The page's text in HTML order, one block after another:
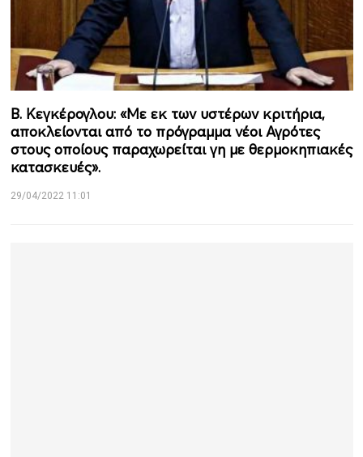
Β. Κεγκέρογλου: «Με εκ των υστέρων κριτήρια,
αποκλείονται από το πρόγραμμα νέοι Αγρότες
στους οποίους παραχωρείται γη με θερμοκηπιακές
κατασκευές».
29/04/2022 11:01